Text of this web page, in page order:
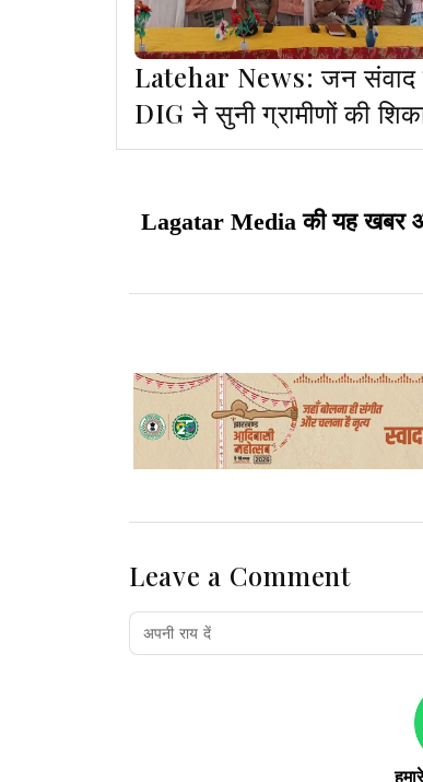
Latehar News: जन संवाद
DIG ने सुनी ग्रामीणों की
निराकरण का दिया भरोसा
Lagatar Media की यह खबर
Leave a Comment